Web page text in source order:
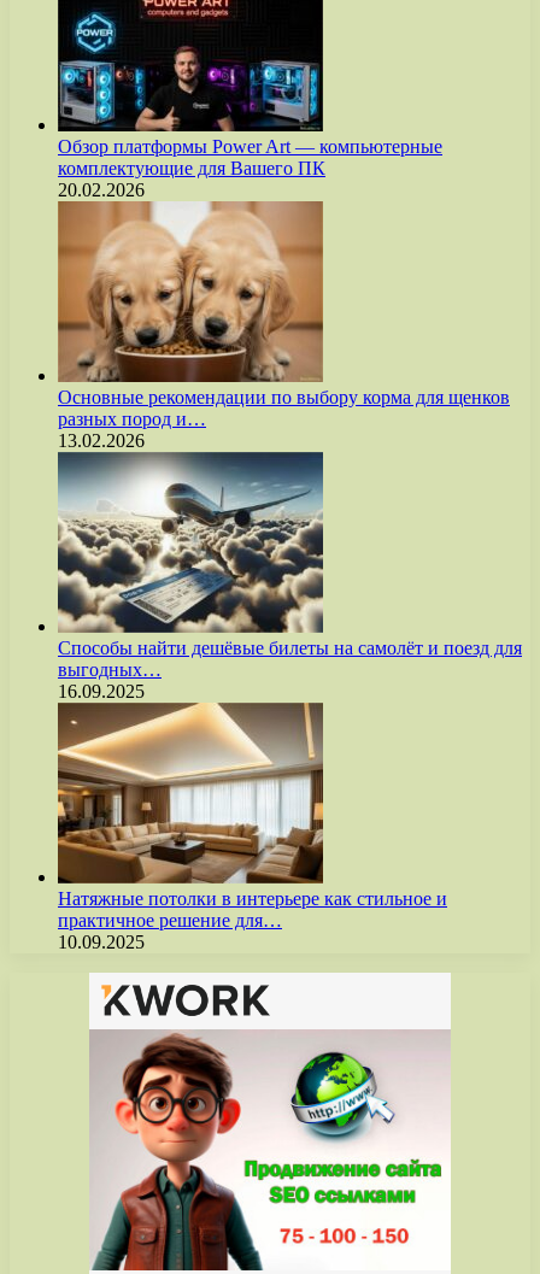
Обзор платформы Power Art — компьютерные
комплектующие для Вашего ПК
20.02.2026
Основные рекомендации по выбору корма для щенков
разных пород и…
13.02.2026
Способы найти дешёвые билеты на самолёт и поезд для
выгодных…
16.09.2025
Натяжные потолки в интерьере как стильное и
практичное решение для…
10.09.2025